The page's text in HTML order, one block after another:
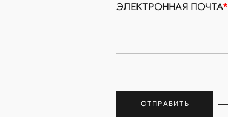
ЭЛЕКТРОННАЯ ПОЧТА*